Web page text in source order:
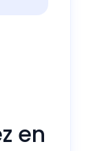
en